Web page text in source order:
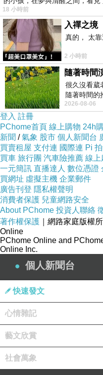
所以阿拉丁廣場不要
閉園時再來收尾， 平
隊😁
※阿拉丁廣場是室內
區幾乎都是較適合小
這區適合我們的有:
修)/音樂馬車/ 熱氣球/
太空山，但聽說是室
我們立刻放棄。
第一個設施玩轉轉車
那種東西，連樂樂都
搭第2次
18 小時前
入禪之境
真的， 太靠
2 小時前
隨著時間
很久沒看葳
隨著時間的
接近的不要
2026-08-06
登入 註冊
PChome首頁 線上購物 24h
新聞 /氣象 股市 個人新聞台
買賣租屋 支付連 國際連 Pi
買車 旅行團 汽車險推薦 線上
一元簡訊 直播達人 數位憑證
買網址 虛擬主機 企業郵件
廣告刊登 隱私權聲明
消費者保護 兒童網路安全
About PChome 投資人聯絡
著作權保護 ｜網路家庭版權
Online
PChome Online and
Online Inc.
個人新聞台
快速發文
心情雜記
藝文欣賞
社會萬象